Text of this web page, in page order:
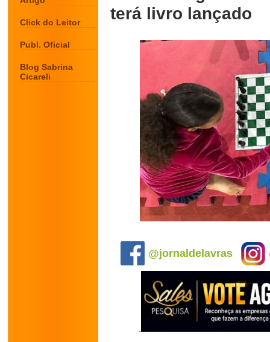
Click do Leitor
Publ. Oficial
Blog Sabrina
Cicareli
terá livro lançado
@jornaldelavras